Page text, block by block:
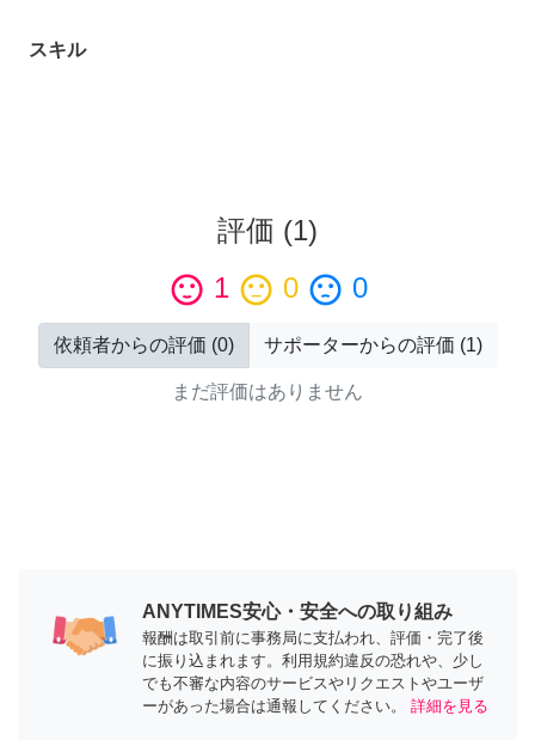
スキル
評価 (1)
sentiment_satisfied 1 sentiment_neutral 0 sentiment_dissatisfied 0
依頼者からの評価 (0) サポーターからの評価 (1)
まだ評価はありません
ANYTIMES安心・安全への取り組み
報酬は取引前に事務局に支払われ、評価・完了後
に振り込まれます。利用規約違反の恐れや、少し
でも不審な内容のサービスやリクエストやユーザ
ーがあった場合は通報してください。
詳細を見る